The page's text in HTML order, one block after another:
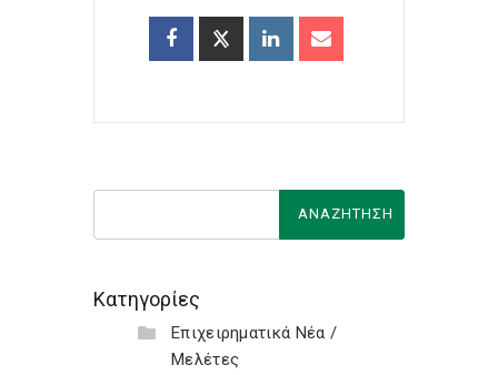
Κατηγορίες
Επιχειρηματικά Νέα /
Μελέτες